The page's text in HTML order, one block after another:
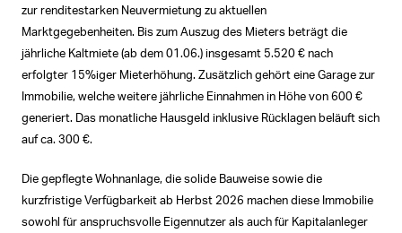
zur renditestarken Neuvermietung zu aktuellen
Marktgegebenheiten. Bis zum Auszug des Mieters beträgt die
jährliche Kaltmiete (ab dem 01.06.) insgesamt 5.520 € nach
erfolgter 15%iger Mieterhöhung. Zusätzlich gehört eine Garage zur
Immobilie, welche weitere jährliche Einnahmen in Höhe von 600 €
generiert. Das monatliche Hausgeld inklusive Rücklagen beläuft sich
auf ca. 300 €.
Die gepflegte Wohnanlage, die solide Bauweise sowie die
kurzfristige Verfügbarkeit ab Herbst 2026 machen diese Immobilie
sowohl für anspruchsvolle Eigennutzer als auch für Kapitalanleger